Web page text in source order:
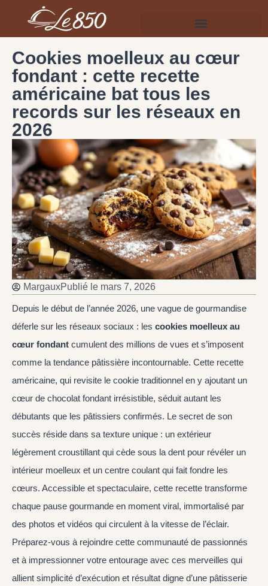
Cookies moelleux au cœur
fondant : cette recette
américaine bat tous les
records sur les réseaux en
2026
MargauxPublié le mars 7, 2026
Depuis le début de l’année 2026, une vague de gourmandise
déferle sur les réseaux sociaux : les cookies moelleux au
cœur fondant cumulent des millions de vues et s’imposent
comme la tendance pâtissière incontournable. Cette recette
américaine, qui revisite le cookie traditionnel en y ajoutant un
cœur de chocolat fondant irrésistible, séduit autant les
débutants que les pâtissiers confirmés. Le secret de son
succès réside dans sa texture unique : un extérieur
légèrement croustillant qui cède sous la dent pour révéler un
intérieur moelleux et un centre coulant qui fait fondre les
cœurs. Accessible et spectaculaire, cette recette transforme
chaque pause gourmande en moment viral, immortalisé par
des photos et vidéos qui circulent à la vitesse de l’éclair.
Préparez-vous à rejoindre cette communauté de passionnés
et à impressionner votre entourage avec ces merveilles qui
allient simplicité d’exécution et résultat digne d’une pâtisserie